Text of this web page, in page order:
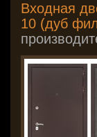
Входная
10 (дуб